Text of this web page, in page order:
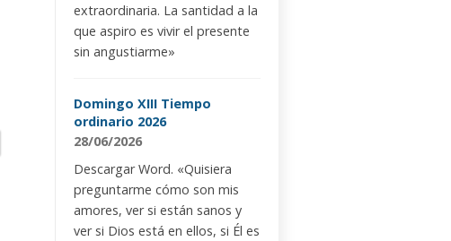
extraordinaria. La santidad a la
que aspiro es vivir el presente
sin angustiarme»
Domingo XIII Tiempo
ordinario 2026
28/06/2026
Descargar Word. «Quisiera
preguntarme cómo son mis
amores, ver si están sanos y
ver si Dios está en ellos, si Él es